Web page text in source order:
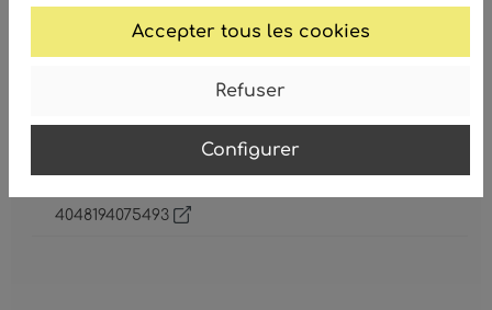
Accepter tous les cookies
Refuser
Configurer
360°
Corps
Diamètre
4048194075493